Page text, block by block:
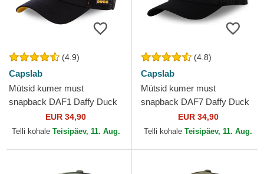
(4.9)
Capslab
Mütsid kumer must
snapback DAF1 Daffy Duck
Looney Tunes Capslab
EUR 34,90
Telli kohale Teisipäev, 11. Aug.
(4.8)
Capslab
Mütsid kumer must
snapback DAF7 Daffy Duck
Looney Tunes Capslab
EUR 34,90
Telli kohale Teisipäev, 11. Aug.